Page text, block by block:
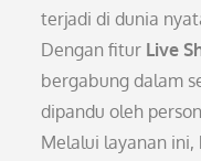
terjadi di dunia
Dengan fitur Live
bergabung dalam
dipandu oleh
Melalui layanan